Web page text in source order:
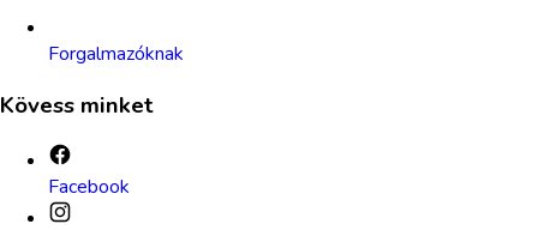
Forgalmazóknak
Kövess minket
Facebook